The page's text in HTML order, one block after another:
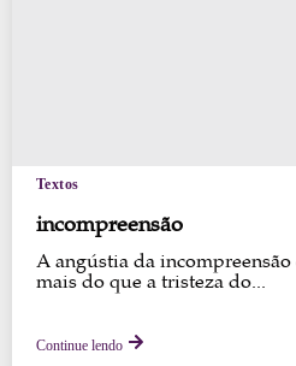
Textos
incompreensão
A angústia da
mais do que a tristeza do...
Continue lendo